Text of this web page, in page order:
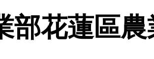
部花蓮區